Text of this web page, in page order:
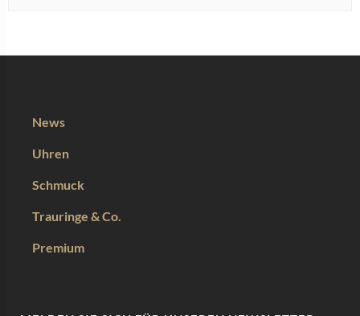
News
Uhren
Schmuck
Trauringe & Co.
Premium